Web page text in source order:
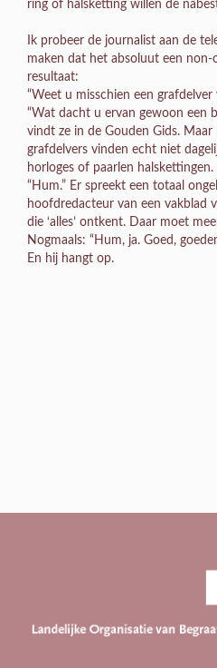
ring of halsketting willen de
Ik probeer de journalist aan de
maken dat het absoluut een non-
resultaat:
“Weet u misschien een grafdelver
“Wat dacht u ervan gewoon een
vindt ze in de Gouden Gids. Maar
grafdelvers vinden echt niet
horloges of paarlen halskettingen.
“Hum.” Er spreekt een totaal
hoofdredacteur van een vakblad
die ‘alles’ ontkent. Daar moet
Nogmaals: “Hum, ja. Goed,
En hij hangt op.